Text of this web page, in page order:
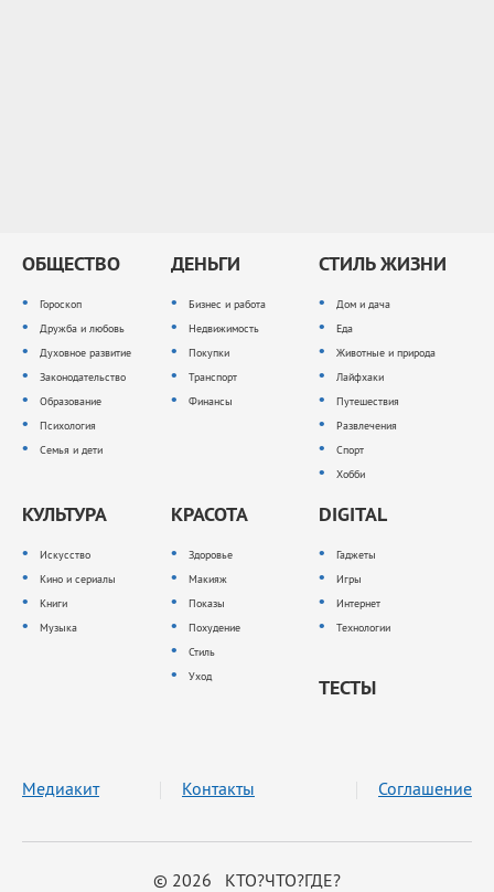
ОБЩЕСТВО
Гороскоп
Дружба и любовь
Духовное развитие
Законодательство
Образование
Психология
Семья и дети
ДЕНЬГИ
Бизнес и работа
Недвижимость
Покупки
Транспорт
Финансы
СТИЛЬ ЖИЗНИ
Дом и дача
Еда
Животные и природа
Лайфхаки
Путешествия
Развлечения
Спорт
Хобби
КУЛЬТУРА
Искусство
Кино и сериалы
Книги
Музыка
КРАСОТА
Здоровье
Макияж
Показы
Похудение
Стиль
Уход
DIGITAL
Гаджеты
Игры
Интернет
Технологии
ТЕСТЫ
© 2026 КТО?ЧТО?ГДЕ?
Медиакит Контакты Соглашение